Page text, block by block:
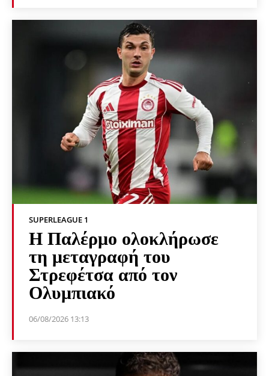
SUPERLEAGUE 1
Η Παλέρμο ολοκλήρωσε
τη μεταγραφή του
Στρεφέτσα από τον
Ολυμπιακό
06/08/2026 13:13